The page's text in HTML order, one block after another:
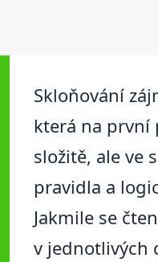
Skloňování
která na první
složitě, ale ve
pravidla a
Jakmile se
v jednotlivých